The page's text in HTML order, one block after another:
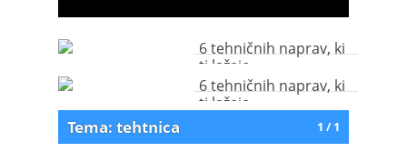
6 tehničnih naprav, ki
ti lažejo
6 tehničnih naprav, ki
ti lažejo
1 / 1
Tema: tehtnica